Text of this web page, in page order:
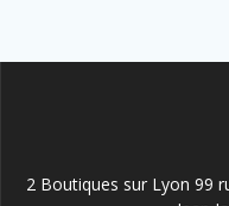
2 Boutiques sur Lyon 99